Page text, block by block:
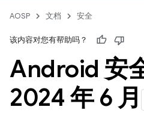
AOSP 文档 安全
该内容对您有帮助吗？
Android 安
2024 年 6 月